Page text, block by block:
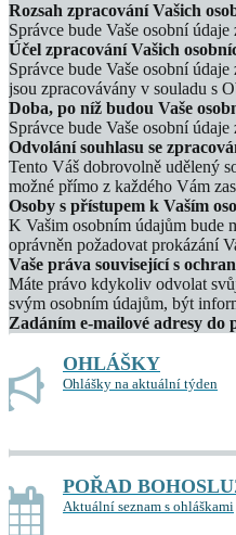
Rozsah zpracování Vašich
Správce bude Vaše osobní
Účel zpracování Vašich
Správce bude Vaše osobní
jsou zpracovávány v souladu s
Doba, po níž budou Vaše
Správce bude Vaše osobní
Odvolání souhlasu se
Tento Váš dobrovolně udělený
možné přímo z každého Vám
Osoby s přístupem k Vaším
K Vašim osobním údajům bude
oprávněn požadovat prokázání
Vaše práva související s
Máte právo kdykoliv odvolat
svým osobním údajům, být
Zadáním e-mailové adresy do
OHLÁŠKY
Ohlášky na aktuální týden
POŘAD
Aktuální seznam s ohláškami